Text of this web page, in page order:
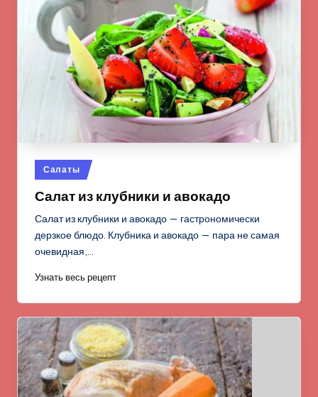
Опубликовано
в
Салаты
Салат из клубники и авокадо
Салат из клубники и авокадо — гастрономически
дерзкое блюдо. Клубника и авокадо — пара не самая
очевидная,…
Узнать весь рецепт